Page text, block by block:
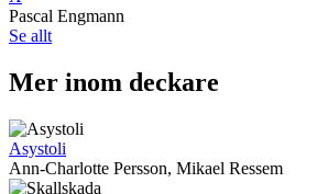
Pascal Engmann
Se allt
Mer inom deckare
Asystoli
Ann-Charlotte Persson, Mikael Ressem